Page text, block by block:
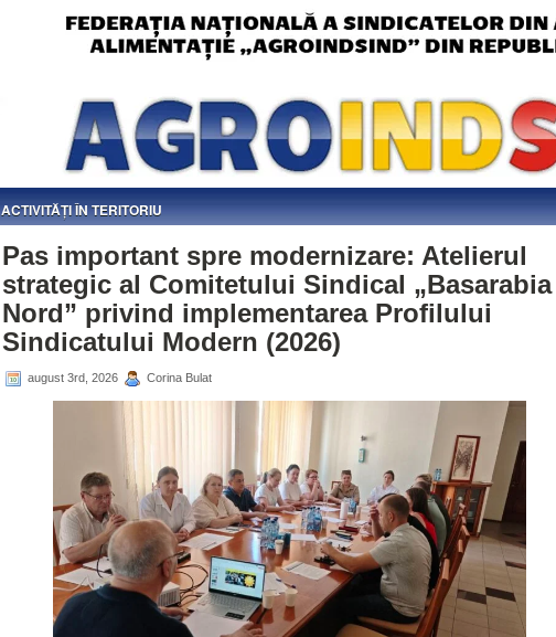
ACTIVITĂȚI ÎN TERITORIU
Pas important spre modernizare: Atelierul
strategic al Comitetului Sindical „Basarabia
Nord” privind implementarea Profilului
Sindicatului Modern (2026)
august 3rd, 2026 Corina Bulat